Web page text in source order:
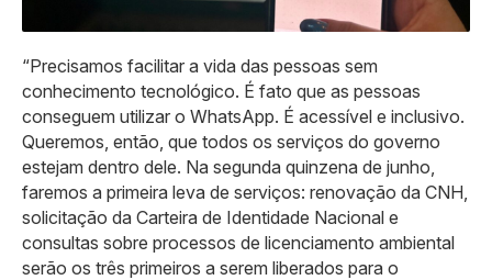
“Precisamos facilitar a vida das pessoas sem
conhecimento tecnológico. É fato que as pessoas
conseguem utilizar o WhatsApp. É acessível e inclusivo.
Queremos, então, que todos os serviços do governo
estejam dentro dele. Na segunda quinzena de junho,
faremos a primeira leva de serviços: renovação da CNH,
solicitação da Carteira de Identidade Nacional e
consultas sobre processos de licenciamento ambiental
serão os três primeiros a serem liberados para o